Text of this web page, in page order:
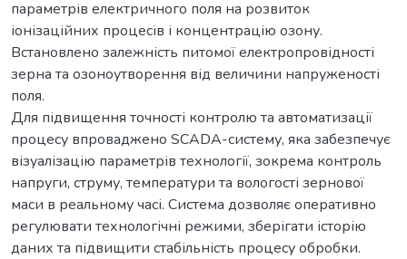
параметрів електричного поля на розвиток
іонізаційних процесів і концентрацію озону.
Встановлено залежність питомої електропровідності
зерна та озоноутворення від величини напруженості
поля.
Для підвищення точності контролю та автоматизації
процесу впроваджено SCADA-систему, яка забезпечує
візуалізацію параметрів технології, зокрема контроль
напруги, струму, температури та вологості зернової
маси в реальному часі. Система дозволяє оперативно
регулювати технологічні режими, зберігати історію
даних та підвищити стабільність процесу обробки.